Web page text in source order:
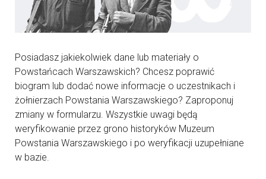
Posiadasz jakiekolwiek dane lub materiały o
Powstańcach Warszawskich? Chcesz poprawić
biogram lub dodać nowe informacje o uczestnikach i
żołnierzach Powstania Warszawskiego? Zaproponuj
zmiany w formularzu. Wszystkie uwagi będą
weryfikowanie przez grono historyków Muzeum
Powstania Warszawskiego i po weryfikacji uzupełniane
w bazie.